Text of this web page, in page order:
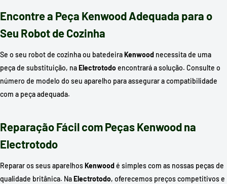
Encontre a Peça Kenwood Adequada para o
Seu Robot de Cozinha
Se o seu robot de cozinha ou batedeiraKenwood necessita de uma
peça de substituição, naElectrotodoencontrará a solução. Consulte o
número de modelo do seu aparelho para assegurar a compatibilidade
com a peça adequada.
Reparação Fácil com Peças Kenwood na
Electrotodo
Reparar os seus aparelhosKenwoodé simples com as nossas peças de
qualidade britânica. NaElectrotodo, oferecemos preços competitivos e